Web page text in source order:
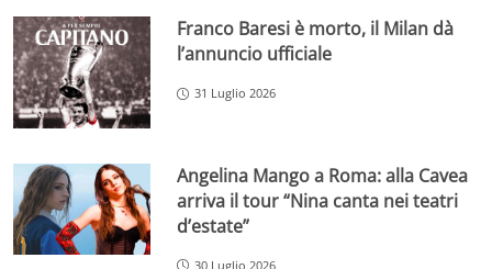
Franco Baresi è morto, il Milan dà
l’annuncio ufficiale
31 Luglio 2026
Angelina Mango a Roma: alla Cavea
arriva il tour “Nina canta nei teatri
d’estate”
30 Luglio 2026